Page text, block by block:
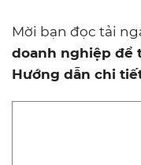
Mời bạn đọc tải
doanh nghiệp để
Hướng dẫn chi